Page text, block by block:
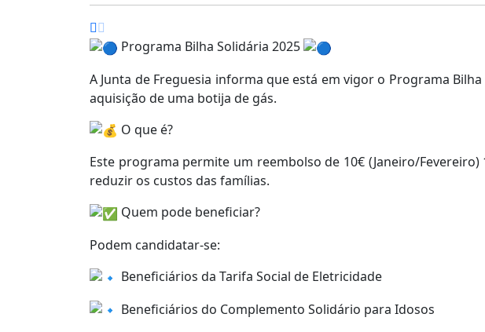
Programa Bilha Solidária 2025
A Junta de Freguesia informa que está em vigor o Programa
aquisição de uma botija de gás.
O que é?
Este programa permite um reembolso de 10€ (Janeiro/
reduzir os custos das famílias.
Quem pode beneficiar?
Podem candidatar-se:
Beneficiários da Tarifa Social de Eletricidade
Beneficiários do Complemento Solidário para Idosos